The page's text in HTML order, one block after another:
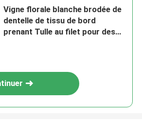
Vigne florale blanche brodée de
dentelle de tissu de bord
prenant Tulle au filet pour des